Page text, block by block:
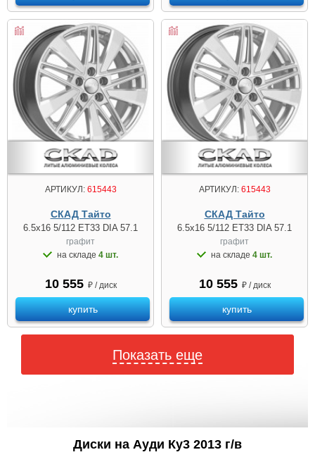
АРТИКУЛ:615443
СКАД Тайто
6.5x16 5/112 ET33 DIA 57.1
графит
на складе 4 шт.
10 555 ₽ / диск
купить
АРТИКУЛ:615443
СКАД Тайто
6.5x16 5/112 ET33 DIA 57.1
графит
на складе 4 шт.
10 555 ₽ / диск
купить
Показать еще
Диски на Ауди Ку3 2013 г/в